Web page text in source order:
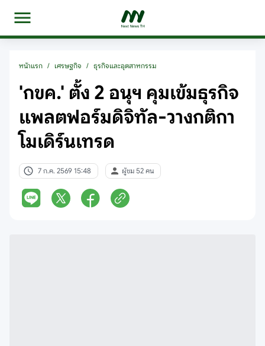
หน้าแรก / เศรษฐกิจ / ธุรกิจและอุตสาหกรรม
'กขค.' ตั้ง 2 อนุฯ คุมเข้มธุรกิจ
แพลตฟอร์มดิจิทัล-วางกติกา
โมเดิร์นเทรด
7 ก.ค. 2569 15:48 ผู้ชม 52 คน